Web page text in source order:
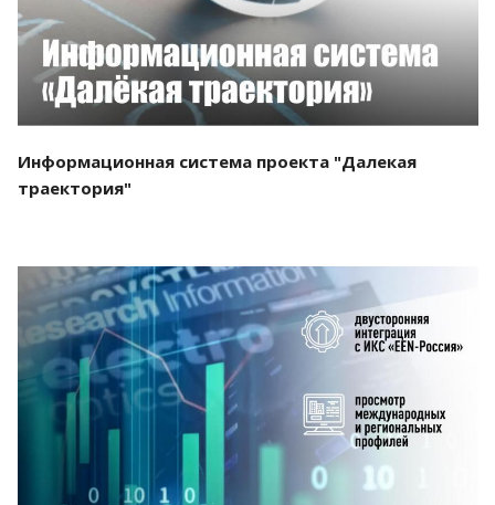
Информационная система проекта "Далекая
траектория"
Смотреть проект